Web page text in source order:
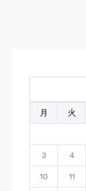
月 火
3 4
10 11